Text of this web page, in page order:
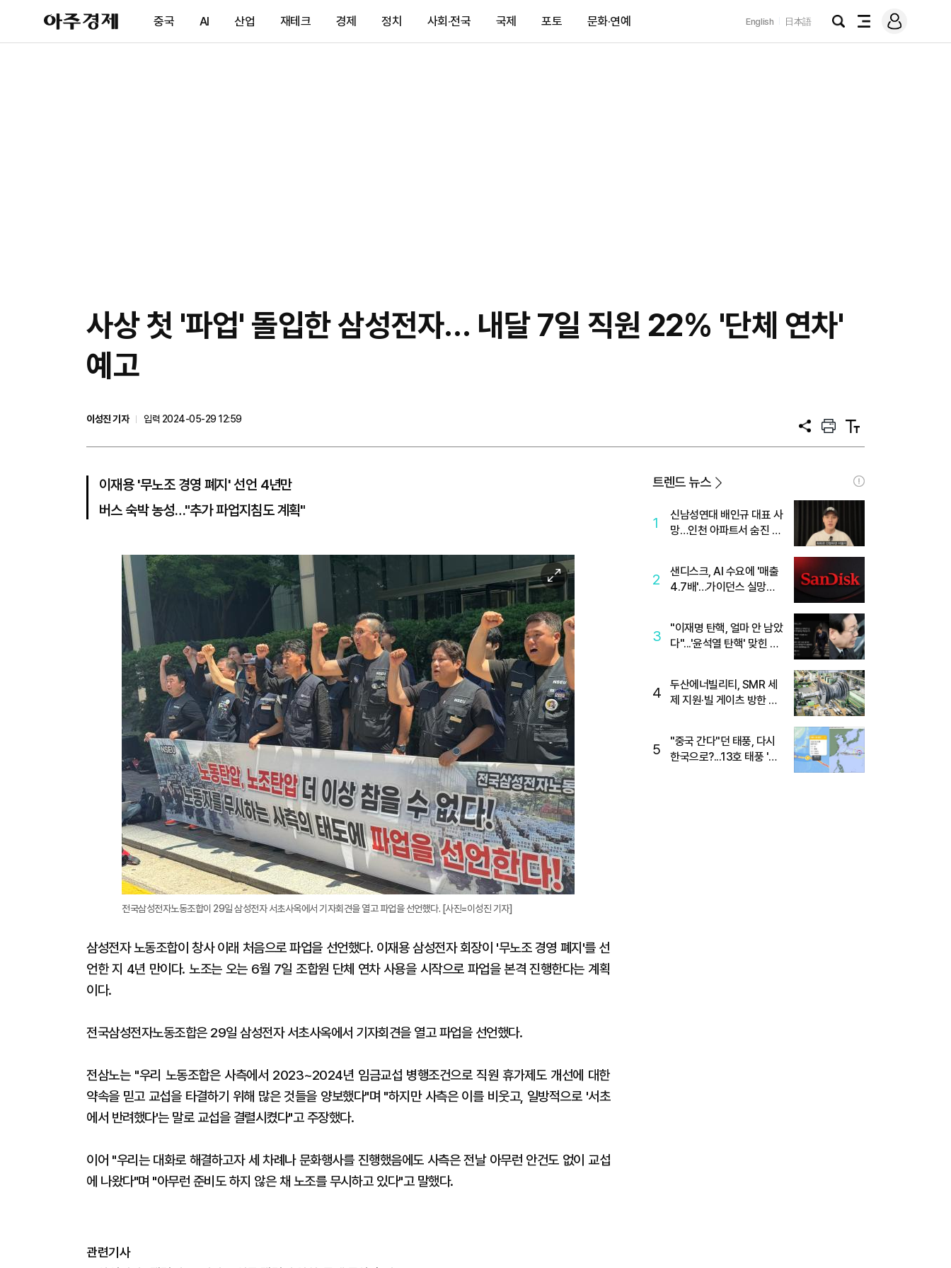
아
주
제
중국 AI 산업 재테크 경제 정치 사회·전국 국제 포토 문화·연예 English 日本語
검
전
메
그
사상 첫 '파업' 돌입한 삼성전자… 내달 7일 직원 22% '단체 연차'
예고
이성진 기자
입력 2024-05-29 12:59
공
프
트
텍
트
이재용 '무노조 경영 폐지' 선언 4년만
버스 숙박 농성…"추가 파업지침도 계획"
이
미
지
확
대
전국삼성전자노동조합이 29일 삼성전자 서초사옥에서 기자회견을 열고 파업을 선언했다. [사진=이성진 기자]
삼성전자 노동조합이 창사 이래 처음으로 파업을 선언했다. 이재용 삼성전자 회장이 '무노조 경영 폐지'를 선
언한 지 4년 만이다. 노조는 오는 6월 7일 조합원 단체 연차 사용을 시작으로 파업을 본격 진행한다는 계획
이다.
전국삼성전자노동조합은 29일 삼성전자 서초사옥에서 기자회견을 열고 파업을 선언했다.
전삼노는 "우리 노동조합은 사측에서 2023~2024년 임금교섭 병행조건으로 직원 휴가제도 개선에 대한
약속을 믿고 교섭을 타결하기 위해 많은 것들을 양보했다"며 "하지만 사측은 이를 비웃고, 일방적으로 '서초
에서 반려했다'는 말로 교섭을 결렬시켰다"고 주장했다.
이어 "우리는 대화로 해결하고자 세 차례나 문화행사를 진행했음에도 사측은 전날 아무런 안건도 없이 교섭
에 나왔다"며 "아무런 준비도 하지 않은 채 노조를 무시하고 있다"고 말했다.
관련기사
트렌드 뉴스
1
신남성연대 배인규 대표 사
망…인천 아파트서 숨진 채
2
샌디스크, AI 수요에 '매출
4.7배'…가이던스 실망에
3
"이재명 탄핵, 얼마 안 남았
다"...'윤석열 탄핵' 맞힌 무
4
두산에너빌리티, SMR 세
제 지원·빌 게이츠 방한 기
5
"중국 간다"던 태풍, 다시
한국으로?...13호 태풍 '돌